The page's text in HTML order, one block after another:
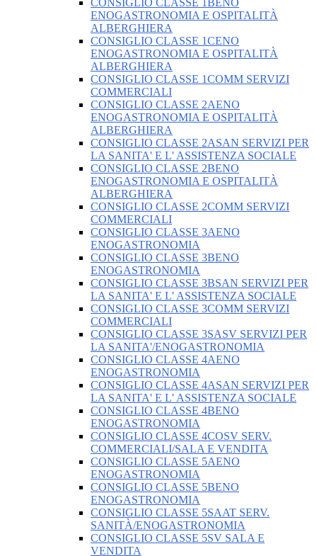
CONSIGLIO CLASSE 1BENO
ENOGASTRONOMIA E OSPITALITÀ
ALBERGHIERA
CONSIGLIO CLASSE 1CENO
ENOGASTRONOMIA E OSPITALITÀ
ALBERGHIERA
CONSIGLIO CLASSE 1COMM SERVIZI
COMMERCIALI
CONSIGLIO CLASSE 2AENO
ENOGASTRONOMIA E OSPITALITÀ
ALBERGHIERA
CONSIGLIO CLASSE 2ASAN SERVIZI PER
LA SANITA' E L' ASSISTENZA SOCIALE
CONSIGLIO CLASSE 2BENO
ENOGASTRONOMIA E OSPITALITÀ
ALBERGHIERA
CONSIGLIO CLASSE 2COMM SERVIZI
COMMERCIALI
CONSIGLIO CLASSE 3AENO
ENOGASTRONOMIA
CONSIGLIO CLASSE 3BENO
ENOGASTRONOMIA
CONSIGLIO CLASSE 3BSAN SERVIZI PER
LA SANITA' E L' ASSISTENZA SOCIALE
CONSIGLIO CLASSE 3COMM SERVIZI
COMMERCIALI
CONSIGLIO CLASSE 3SASV SERVIZI PER
LA SANITA'/ENOGASTRONOMIA
CONSIGLIO CLASSE 4AENO
ENOGASTRONOMIA
CONSIGLIO CLASSE 4ASAN SERVIZI PER
LA SANITA' E L' ASSISTENZA SOCIALE
CONSIGLIO CLASSE 4BENO
ENOGASTRONOMIA
CONSIGLIO CLASSE 4COSV SERV.
COMMERCIALI/SALA E VENDITA
CONSIGLIO CLASSE 5AENO
ENOGASTRONOMIA
CONSIGLIO CLASSE 5BENO
ENOGASTRONOMIA
CONSIGLIO CLASSE 5SAAT SERV.
SANITÀ/ENOGASTRONOMIA
CONSIGLIO CLASSE 5SV SALA E
VENDITA